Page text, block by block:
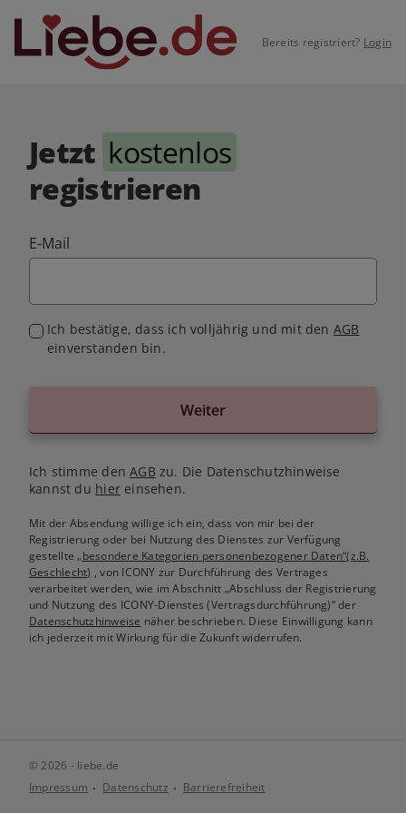
Bereits registriert? Login
Jetzt kostenlos
registrieren
E-Mail
Ich bestätige, dass ich volljährig und mit den AGB
einverstanden bin.
Weiter
Ich stimme denAGB zu. Die Datenschutzhinweise
kannst du hiereinsehen.
Mit der Absendung willige ich ein, dass von mir bei der
Registrierung oder bei Nutzung des Dienstes zur Verfügung
gestellte„besondere Kategorien personenbezogener Daten“(z.B.
Geschlecht) , von ICONY zur Durchführung des Vertrages
verarbeitet werden, wie im Abschnitt „Abschluss der Registrierung
und Nutzung des ICONY-Dienstes (Vertragsdurchführung)“ der
Datenschutzhinweise näher beschrieben. Diese Einwilligung kann
ich jederzeit mit Wirkung für die Zukunft widerrufen.
© 2026 - liebe.de
Impressum
Datenschutz Barrierefreiheit